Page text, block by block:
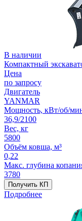
В наличии
Компактный
Цена
по запросу
Двигатель
YANMAR
Мощность, кВт/об/
36,9/2100
Вес, кг
5800
Объём ковша, м³
0,22
Макс. глубина
3780
Получить КП
Подробнее